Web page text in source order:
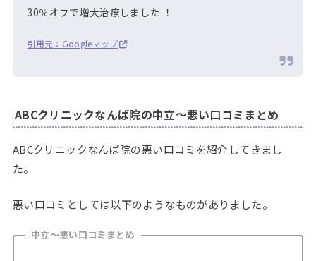
30％オフで増大治療しました ！
引用元：Googleマップ
ABCクリニックなんば院の中立～悪い口コミまとめ
ABCクリニックなんば院の悪い口コミを紹介してきまし
た。
悪い口コミとしては以下のようなものがありました。
中立～悪い口コミまとめ